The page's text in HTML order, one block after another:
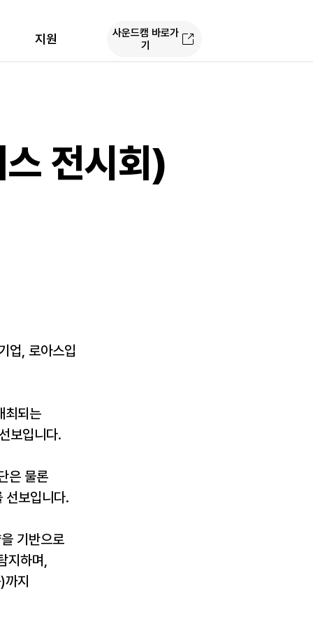
지원
사운드캠 바로가
기
전시회)
업, 로아스입
최되는
보입니다.
은 물론
선보입니다.
기반으로
지하며,
지